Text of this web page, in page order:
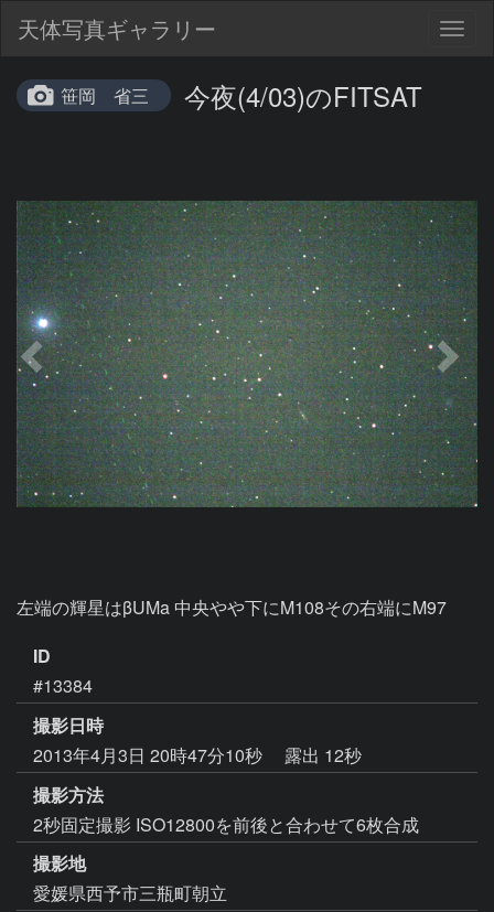
天体写真ギャラリー
笹岡 省三 今夜(4/03)のFITSAT
左端の輝星はβUMa 中央やや下にM108その右端にM97
ID
#13384
撮影日時
2013年4月3日 20時47分10秒
露出 12秒
撮影方法
2秒固定撮影 ISO12800を前後と合わせて6枚合成
撮影地
愛媛県西予市三瓶町朝立